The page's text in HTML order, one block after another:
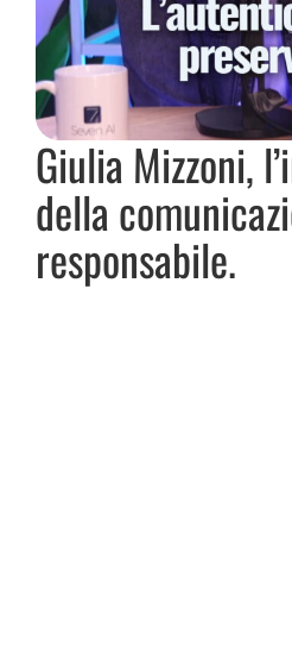
Portfolio
Podcast
Giulia Mizzoni,
della
responsabile.